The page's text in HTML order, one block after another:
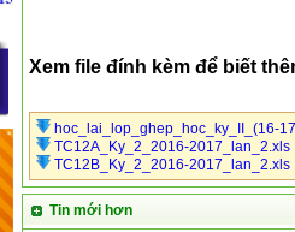
Xem file đính kèm để biết
hoc_lai_lop_ghep_hoc_ky_II_(16-
TC12A_Ky_2_2016-2017_lan_2.xls
TC12B_Ky_2_2016-2017_lan_2.xls
Tin mới hơn